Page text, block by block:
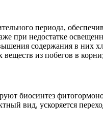
периода,
при недостатке
содержания в них
веществ из побегов в корни;
биосинтез
вид, ускоряется